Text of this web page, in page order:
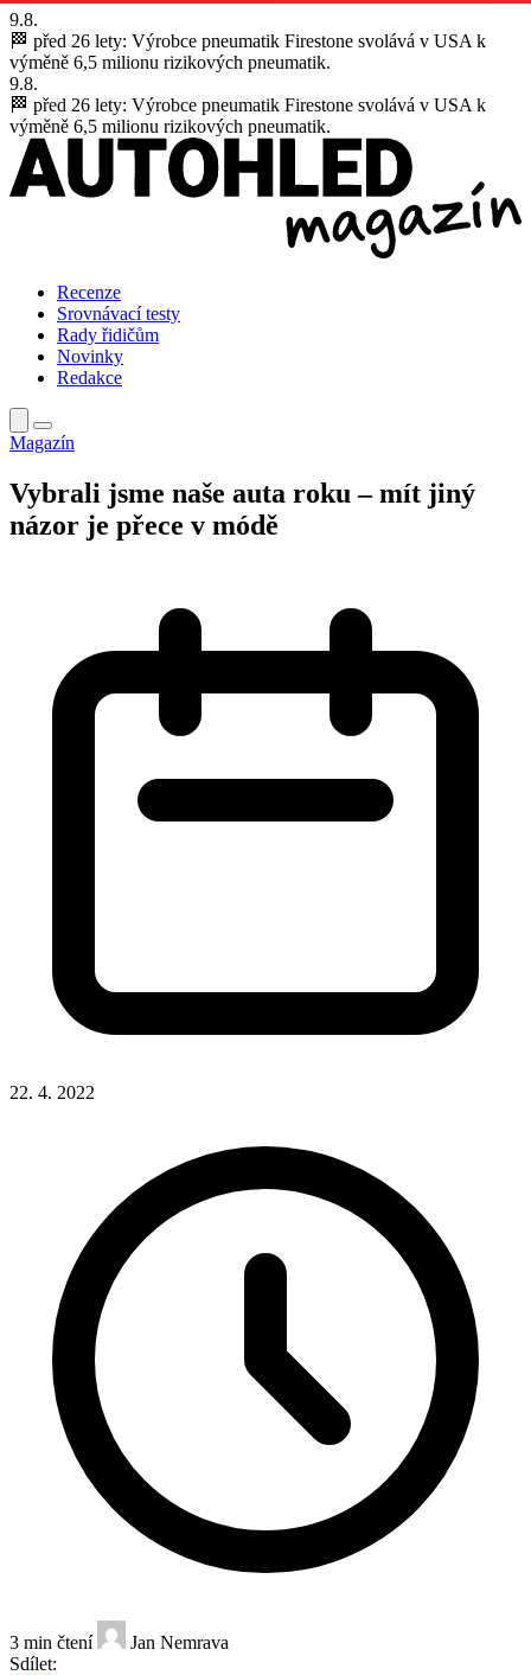
9.8.
🏁 před 26 lety: Výrobce pneumatik Firestone svolává v USA k
výměně 6,5 milionu rizikových pneumatik.
9.8.
🏁 před 26 lety: Výrobce pneumatik Firestone svolává v USA k
výměně 6,5 milionu rizikových pneumatik.
Recenze
Srovnávací testy
Rady řidičům
Novinky
Redakce
Magazín
Vybrali jsme naše auta roku – mít jiný
názor je přece v módě
22. 4. 2022
3 min čtení
Jan Nemrava
Sdílet: